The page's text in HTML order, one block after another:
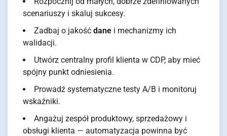
scenariuszy i skaluj sukcesy.
Zadbaj o jakość dane i mechanizmy ich
walidacji.
Utwórz centralny profil klienta w CDP, aby mieć
spójny punkt odniesienia.
Prowadź systematyczne testy A/B i monitoruj
wskaźniki.
Angażuj zespół produktowy, sprzedażowy i
obsługi klienta — automatyzacja powinna być